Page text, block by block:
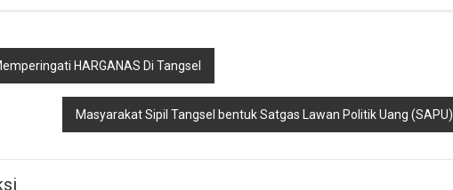
HARGANAS Di Tangsel
Masyarakat Sipil Tangsel bentuk Satgas Lawan Politik Uang (SAPU)